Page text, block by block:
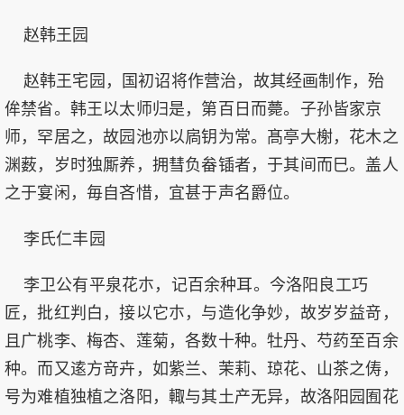
赵韩王园
赵韩王宅园，国初诏将作营治，故其经画制作，殆
侔禁省。韩王以太师归是，第百日而薨。子孙皆家京
师，罕居之，故园池亦以扄钥为常。髙亭大榭，花木之
渊薮，岁时独厮养，拥彗负畚锸者，于其间而巳。盖人
之于宴闲，毎自吝惜，宜甚于声名爵位。
李氏仁丰园
李卫公有平泉花朩，记百余种耳。今洛阳良工巧
匠，批红判白，接以它朩，与造化争妙，故岁岁益竒，
且广桃李、梅杏、莲菊，各数十种。牡丹、芍药至百余
种。而又逺方竒卉，如紫兰、茉莉、琼花、山茶之俦，
号为难植独植之洛阳，輙与其土产无异，故洛阳园囿花